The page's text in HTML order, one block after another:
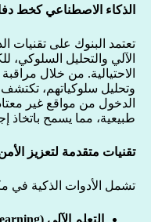
الذكاء الاصطناعي كخط
تعتمد البنوك على تقنيات
الآلي والتحليل
الاحتيالية. من خلال
وتحليل سلوكياتهم، تكتشف
الدخول من مواقع غير
طبيعية، مما يسمح باتخاذ
تقنيات متقدمة لتعزيز
تشمل الأدوات الذكية في
التعلم الآلي (Machine Learning):